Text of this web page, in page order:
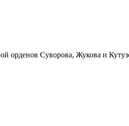
орденов Суворова, Жукова и